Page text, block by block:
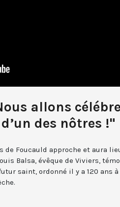
allons
des nôtres !"
de Foucauld approche et aura
Balsa, évêque de Viviers,
saint, ordonné il y a 120 ans à